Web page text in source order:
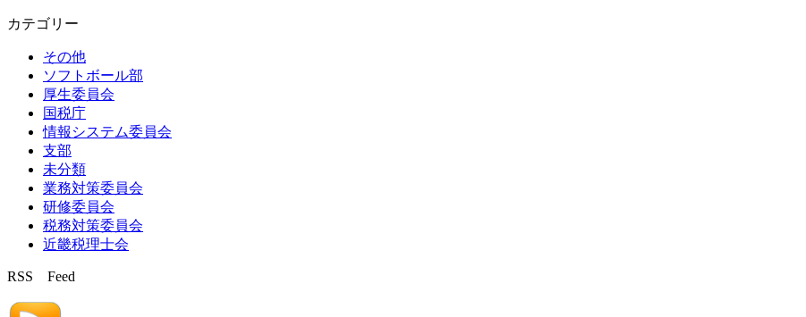
カテゴリー
その他
ソフトボール部
厚生委員会
国税庁
情報システム委員会
支部
未分類
業務対策委員会
研修委員会
税務対策委員会
近畿税理士会
RSS Feed